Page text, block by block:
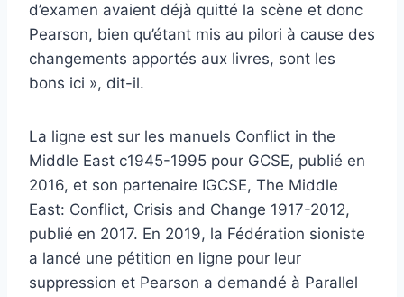
d’examen avaient déjà quitté la scène et donc
Pearson, bien qu’étant mis au pilori à cause des
changements apportés aux livres, sont les
bons ici », dit-il.
La ligne est sur les manuels Conflict in the
Middle East c1945-1995 pour GCSE, publié en
2016, et son partenaire IGCSE, The Middle
East: Conflict, Crisis and Change 1917-2012,
publié en 2017. En 2019, la Fédération sioniste
a lancé une pétition en ligne pour leur
suppression et Pearson a demandé à Parallel